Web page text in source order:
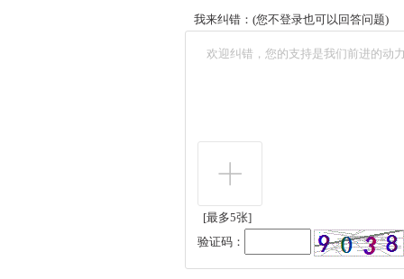
我来纠错：(您不登录也可以回答问题)
[最多5张]
验证码：